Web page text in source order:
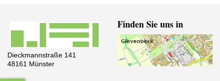
Dieckmannstraße 141
48161 Münster
Finden Sie uns in